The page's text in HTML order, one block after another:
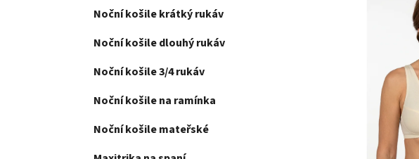
Noční košile krátký rukáv
Noční košile dlouhý rukáv
Noční košile 3/4 rukáv
Noční košile na ramínka
Noční košile mateřské